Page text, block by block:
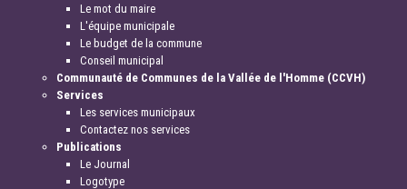
Le mot du maire
L'équipe municipale
Le budget de la commune
Conseil municipal
Communauté de Communes de la Vallée de l'Homme (CCVH)
Services
Les services municipaux
Contactez nos services
Publications
Le Journal
Logotype